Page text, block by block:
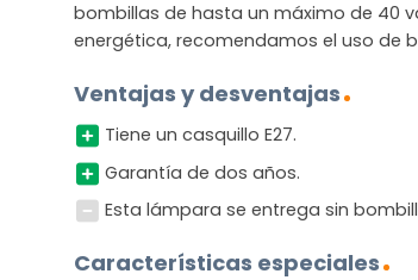
bombillas de hasta un máximo de 40
energética, recomendamos el uso de
Ventajas y desventajas
Tiene un casquillo E27.
Garantía de dos años.
Esta lámpara se entrega sin
Características especiales